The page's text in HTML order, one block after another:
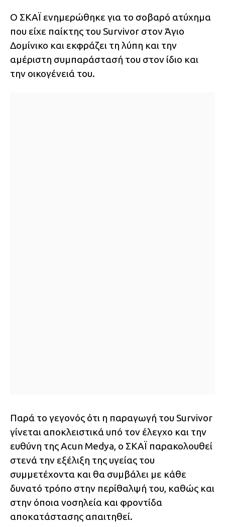
Ο ΣΚΑΪ ενημερώθηκε για το σοβαρό ατύχημα
που είχε παίκτης του Survivor στον Άγιο
Δομίνικο και εκφράζει τη λύπη και την
αμέριστη συμπαράστασή του στον ίδιο και
την οικογένειά του.
Παρά το γεγονός ότι η παραγωγή του Survivor
γίνεται αποκλειστικά υπό τον έλεγχο και την
ευθύνη της Acun Medya, ο ΣΚΑΪ παρακολουθεί
στενά την εξέλιξη της υγείας του
συμμετέχοντα και θα συμβάλει με κάθε
δυνατό τρόπο στην περίθαλψή του, καθώς και
στην όποια νοσηλεία και φροντίδα
αποκατάστασης απαιτηθεί.